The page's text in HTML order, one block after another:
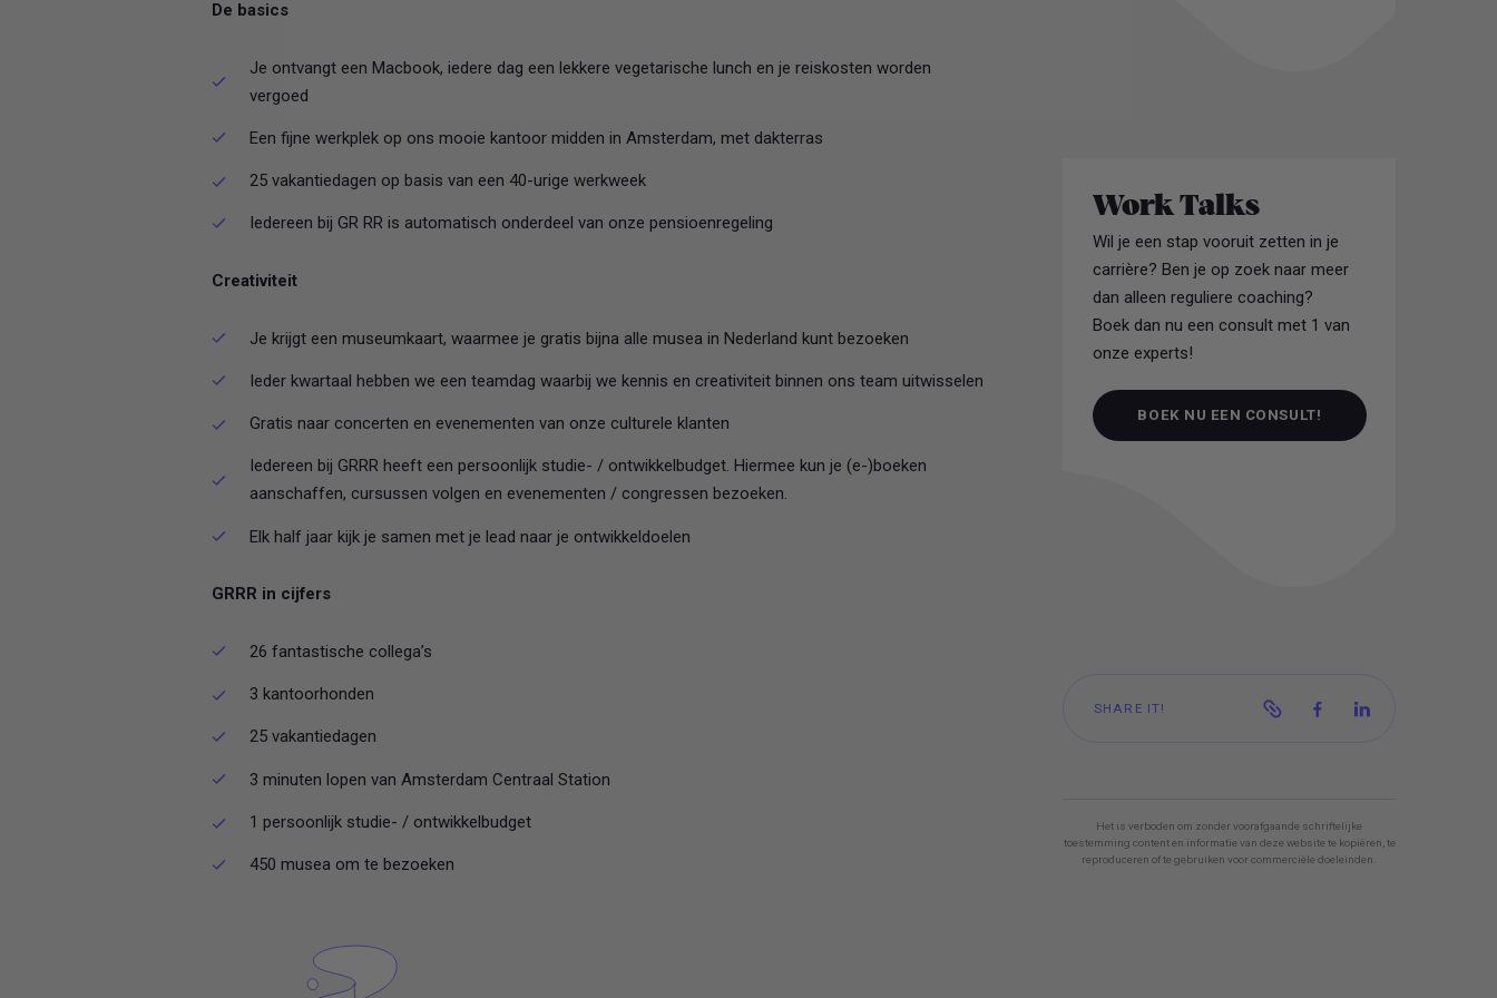
De basics
Je ontvangt een Macbook, iedere dag een lekkere vegetarische lunch en je reiskosten worden
vergoed
Een fijne werkplek op ons mooie kantoor midden in Amsterdam, met dakterras
25 vakantiedagen op basis van een 40-urige werkweek
Iedereen bij GR RR is automatisch onderdeel van onze pensioenregeling
Creativiteit
Je krijgt een museumkaart, waarmee je gratis bijna alle musea in Nederland kunt bezoeken
Ieder kwartaal hebben we een teamdag waarbij we kennis en creativiteit binnen ons team uitwisselen
Gratis naar concerten en evenementen van onze culturele klanten
Iedereen bij GRRR heeft een persoonlijk studie- / ontwikkelbudget. Hiermee kun je (e-)boeken
aanschaffen, cursussen volgen en evenementen / congressen bezoeken.
Elk half jaar kijk je samen met je lead naar je ontwikkeldoelen
GRRR in cijfers
26 fantastische collega’s
3 kantoorhonden
25 vakantiedagen
3 minuten lopen van Amsterdam Centraal Station
1 persoonlijk studie- / ontwikkelbudget
450 musea om te bezoeken
Work Talks
Wil je een stap vooruit zetten in je
carrière? Ben je op zoek naar meer
dan alleen reguliere coaching?
Boek dan nu een consult met 1 van
onze experts!
BOEK NU EEN CONSULT!
SHARE IT!
Het is verboden om zonder voorafgaande schriftelijke
toestemming content en informatie van deze website te kopiëren, te
reproduceren of te gebruiken voor commerciële doeleinden.